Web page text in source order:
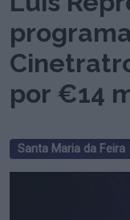
por €14
Santa Maria da Feira